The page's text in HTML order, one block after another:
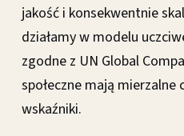
jakość i konsekwentnie
działamy w modelu
zgodne z UN Global
społeczne mają
wskaźniki.